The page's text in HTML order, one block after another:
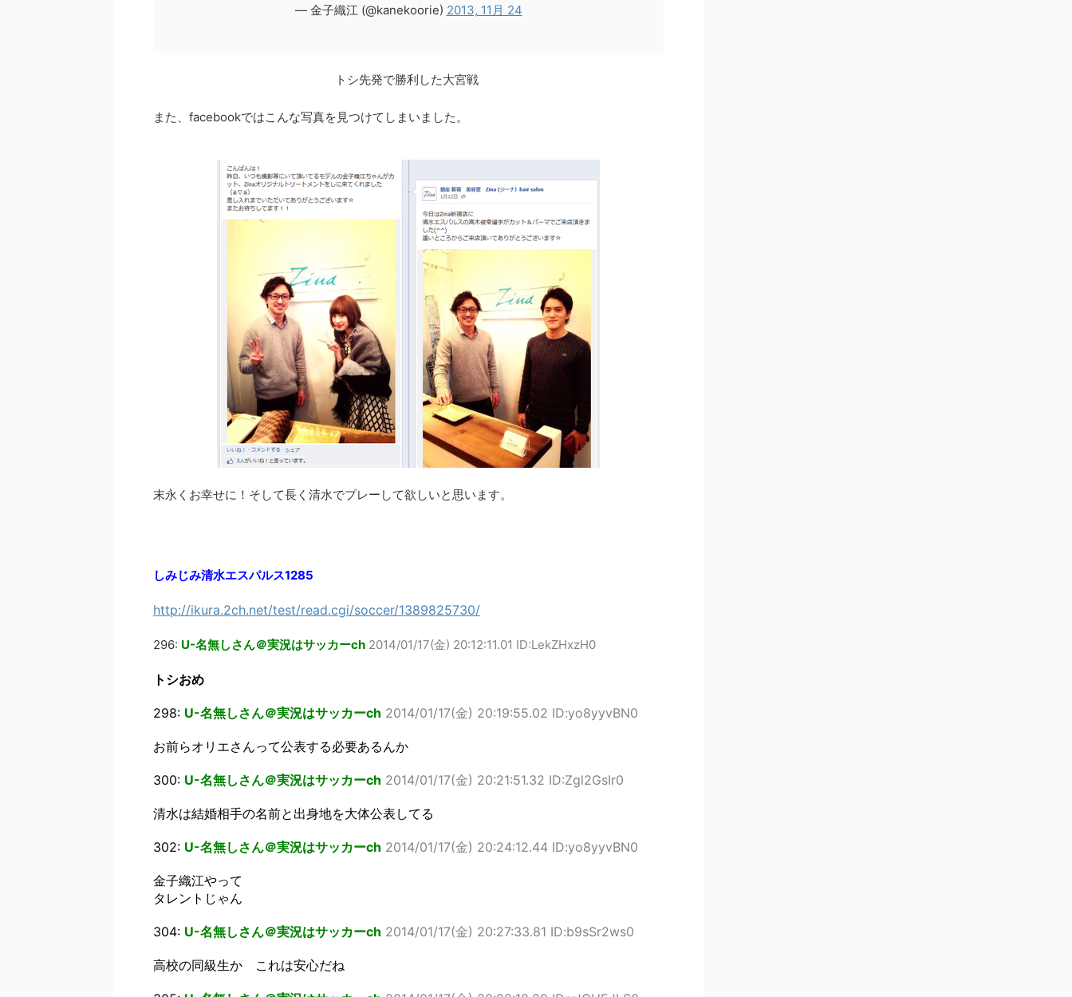
— 金子織江 (@kanekoorie) 2013, 11月 24
トシ先発で勝利した大宮戦
また、facebookではこんな写真を見つけてしまいました。
末永くお幸せに！そして長く清水でプレーして欲しいと思います。
しみじみ清水エスパルス1285
http://ikura.2ch.net/test/read.cgi/soccer/1389825730/
296: U-名無しさん＠実況はサッカーch 2014/01/17(金) 20:12:11.01 ID:LekZHxzH0
トシおめ
298: U-名無しさん＠実況はサッカーch 2014/01/17(金) 20:19:55.02 ID:yo8yyvBN0
お前らオリエさんって公表する必要あるんか
300: U-名無しさん＠実況はサッカーch 2014/01/17(金) 20:21:51.32 ID:Zgl2GsIr0
清水は結婚相手の名前と出身地を大体公表してる
302: U-名無しさん＠実況はサッカーch 2014/01/17(金) 20:24:12.44 ID:yo8yyvBN0
金子織江やって
タレントじゃん
304: U-名無しさん＠実況はサッカーch 2014/01/17(金) 20:27:33.81 ID:b9sSr2ws0
高校の同級生か これは安心だね